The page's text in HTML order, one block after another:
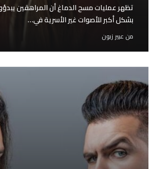
تظهر عمليات مسح الدماغ أن المراهقين
بشكل أكبر للأصوات غير الأسرية في…
من عبير زبون